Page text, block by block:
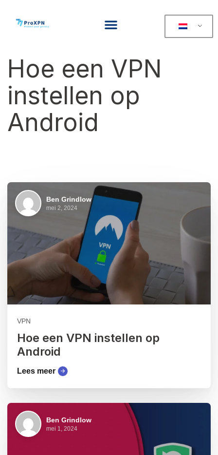
Hoe een VPN
instellen op
Android
Ben Grindlow
mei 2, 2024
VPN
Hoe een VPN instellen op
Android
Lees meer
Ben Grindlow
mei 1, 2024